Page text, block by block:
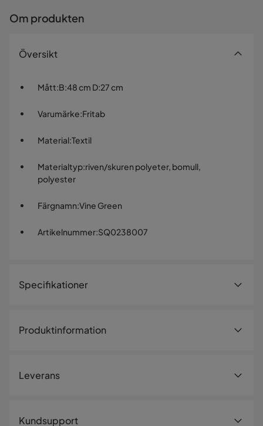
Om produkten
Översikt
Mått:B:48 cm D:27 cm
Varumärke:Fritab
Material:Textil
Materialtyp:riven/skuren polyeter, bomull,
polyester
Färgnamn:Vine Green
Artikelnummer:SQ0238007
Specifikationer
Storlek
Material
Produktinformation
Leverans
Kundsupport